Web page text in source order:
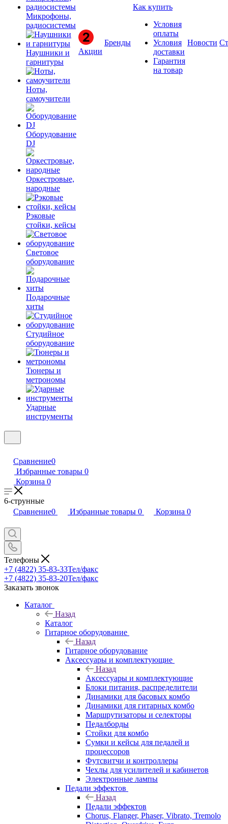
Микрофоны,
радиосистемы
Наушники и
гарнитуры
Ноты,
самоучители
Оборудование
DJ
Оркестровые,
народные
Рэковые
стойки, кейсы
Световое
оборудование
Подарочные
хиты
Студийное
оборудование
Тюнеры и
метрономы
Ударные
инструменты
Акции
Бренды
Как купить
Условия
оплаты
Условия
доставки
Гарантия
на товар
Новости
Сравнение0
Избранные товары 0
Корзина 0
6-струнные
Сравнение0 Избранные товары 0 Корзина 0
Телефоны
+7 (4822) 35-83-33Тел/факс
+7 (4822) 35-83-20Тел/факс
Заказать звонок
Каталог
Назад
Каталог
Гитарное оборудование
Назад
Гитарное оборудование
Аксессуары и комплектующие
Назад
Аксессуары и комплектующие
Блоки питания, распределители
Динамики для басовых комбо
Динамики для гитарных комбо
Маршрутизаторы и селекторы
Педалборды
Стойки для комбо
Сумки и кейсы для педалей и
процессоров
Футсвитчи и контроллеры
Чехлы для усилителей и кабинетов
Электронные лампы
Педали эффектов
Назад
Педали эффектов
Chorus, Flanger, Phaser, Vibrato, Tremolo